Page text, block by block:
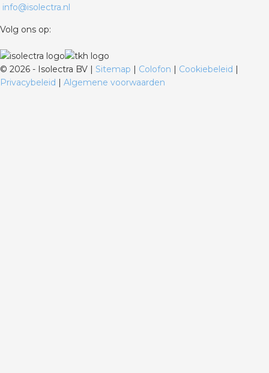
info@isolectra.nl
Volg ons op:
© 2026 - Isolectra BV | Sitemap | Colofon | Cookiebeleid |
Privacybeleid | Algemene voorwaarden